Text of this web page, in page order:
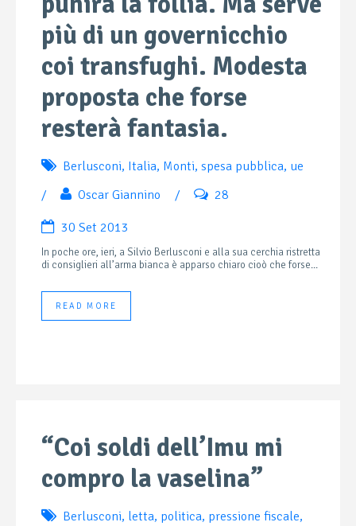
più di un governicchio
coi transfughi. Modesta
proposta che forse
resterà fantasia.
Berlusconi, Italia, Monti, spesa pubblica, ue
/
Oscar Giannino / 28
30 Set 2013
In poche ore, ieri, a Silvio Berlusconi e alla sua cerchia ristretta
di consiglieri all’arma bianca è apparso chiaro cioò che forse...
READ MORE
“Coi soldi dell’Imu mi
compro la vaselina”
Berlusconi, letta, politica, pressione fiscale,